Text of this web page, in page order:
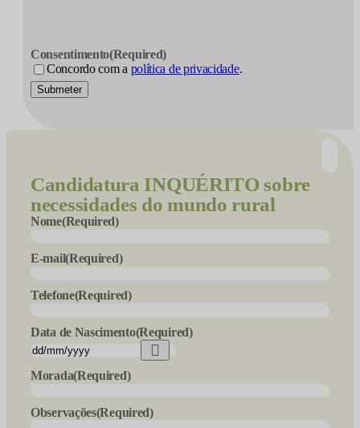
Consentimento(Required)
Concordo com a política de privacidade.
Submeter
Candidatura INQUÉRITO sobre
necessidades do mundo rural
Nome(Required)
E-mail(Required)
Telefone(Required)
Data de Nascimento(Required)
Morada(Required)
Observações(Required)